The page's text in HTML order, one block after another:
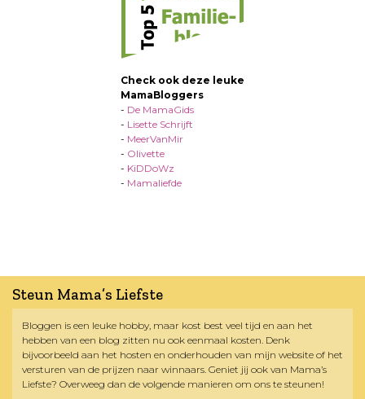
Check ook deze leuke
MamaBloggers
- De MamaGids
- Lisette Schrijft
- MeerVanMir
- Olivette
- KiDDoWz
- Mamaliefde
Steun Mama’s Liefste
Bloggen is een leuke hobby, maar kost best veel tijd en aan het
hebben van een blog zitten nu ook eenmaal kosten. Denk
bijvoorbeeld aan het hosten en onderhouden van mijn website of het
versturen van de prijzen naar winnaars. Geniet jij ook van Mama’s
Liefste? Overweeg dan de volgende manieren om ons te steunen!